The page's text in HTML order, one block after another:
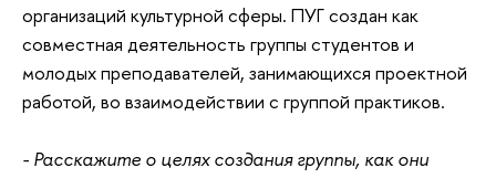
организаций культурной сферы. ПУГ создан как
совместная деятельность группы студентов и
молодых преподавателей, занимающихся проектной
работой, во взаимодействии с группой практиков.
- Расскажите о целях создания группы, как они